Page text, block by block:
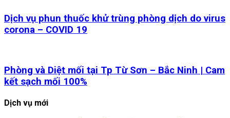
Dịch vụ phun thuốc khử trùng phòng dịch do virus
corona – COVID 19
Phòng và Diệt mối tại Tp Từ Sơn – Bắc Ninh | Cam
kết sạch mối 100%
Dịch vụ mới